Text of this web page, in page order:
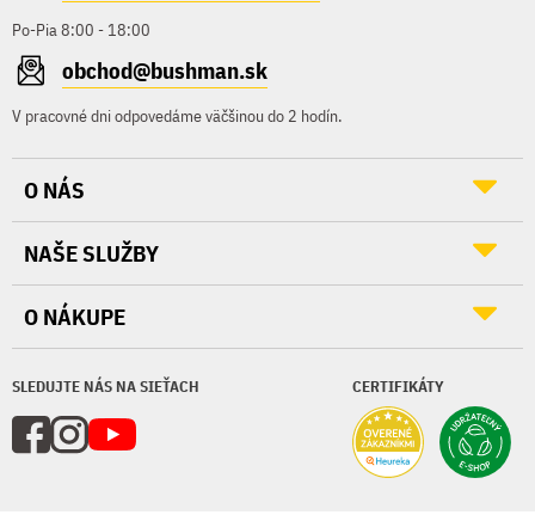
Po-Pia 8:00 - 18:00
obchod@bushman.sk
V pracovné dni odpovedáme väčšinou do 2 hodín.
SLEDUJTE NÁS NA SIEŤACH CERTIFIKÁTY
O NÁS
NAŠE SLUŽBY
O NÁKUPE